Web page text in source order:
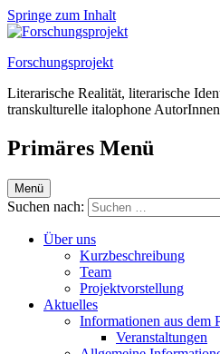
Springe zum Inhalt
Forschungsprojekt
Literarische Realität, literarische
transkulturelle italophone AutorInnen
Primäres Menü
Menü
Suchen nach:
Über uns
Kurzbeschreibung
Team
Projektvorstellung
Aktuelles
Informationen aus dem
Veranstaltungen